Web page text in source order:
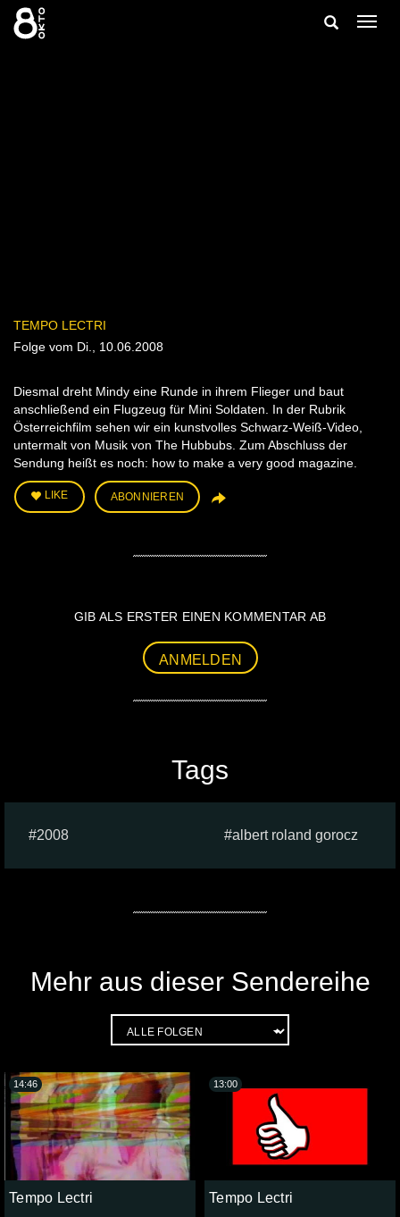
Zum
Inhalt
springen
Suche
TEMPO LECTRI
Folge vom Di., 10.06.2008
Diesmal dreht Mindy eine Runde in ihrem Flieger und baut
anschließend ein Flugzeug für Mini Soldaten. In der Rubrik
Österreichfilm sehen wir ein kunstvolles Schwarz-Weiß-Video,
untermalt von Musik von The Hubbubs. Zum Abschluss der
Sendung heißt es noch: how to make a very good magazine.
LIKE ABONNIEREN
GIB ALS ERSTER EINEN KOMMENTAR AB
ANMELDEN
Tags
2008 albert roland gorocz
Mehr aus dieser Sendereihe
Tempo Lectri
14:46
Tempo Lectri
13:00